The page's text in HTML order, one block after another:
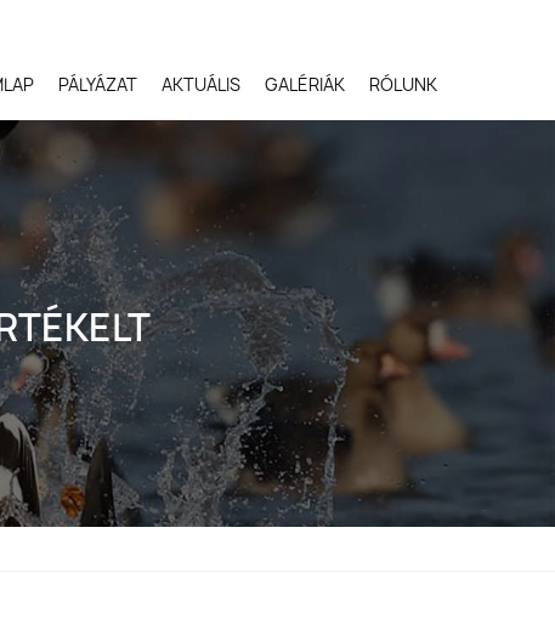
PÁLYÁZAT
Robert Gloeckner,
Egyesült Államok
Svetlana Ivanenko,
Oroszország
Terje Kolaas, Norvégia
Lóki Csaba,
Potyó Imre,
AKTUÁLIS GALÉRIÁK RÓLUNK